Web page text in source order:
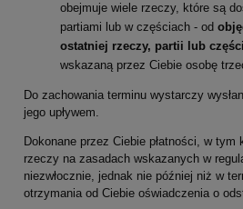
obejmuje wiele rzeczy, które są
partiami lub w częściach - od
ostatniej rzeczy, partii lub
wskazaną przez Ciebie osobę
Do zachowania terminu wystarczy
jego upływem.
Dokonane przez Ciebie płatności, w
rzeczy na zasadach wskazanych w
niezwłocznie, jednak nie później niż w
otrzymania od Ciebie oświadczenia o